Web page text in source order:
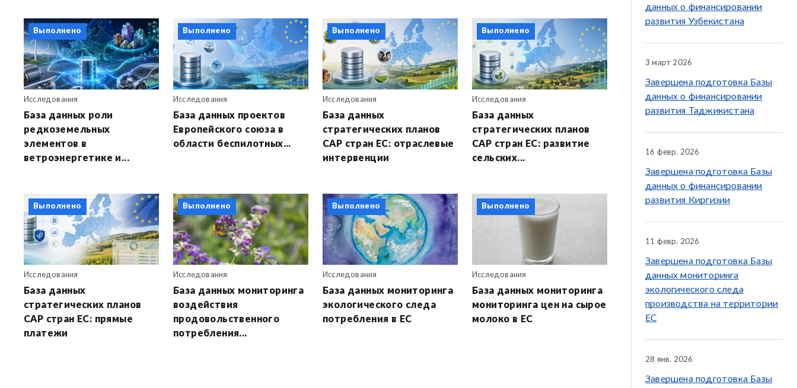
Выполнено
Исследования
База данных роли
редкоземельных
элементов в
ветроэнергетике и...
Выполнено
Исследования
База данных проектов
Европейского союза в
области беспилотных...
Выполнено
Исследования
База данных
стратегических планов
CAP стран ЕС: отраслевые
интервенции
Выполнено
Исследования
База данных
стратегических планов
CAP стран ЕС: развитие
сельских...
Выполнено
Исследования
База данных
стратегических планов
CAP стран ЕС: прямые
платежи
Выполнено
Исследования
База данных мониторинга
воздействия
продовольственного
потребления...
Выполнено
Исследования
База данных мониторинга
экологического следа
потребления в ЕС
Выполнено
Исследования
База данных мониторинга
мониторинга цен на сырое
молоко в ЕС
данных о финансировании
развития Узбекистана
3 март 2026
Завершена подготовка Базы
данных о финансировании
развития Таджикистана
16 февр. 2026
Завершена подготовка Базы
данных о финансировании
развития Киргизии
11 февр. 2026
Завершена подготовка Базы
данных мониторинга
экологического следа
производства на территории
ЕС
28 янв. 2026
Завершена подготовка Базы